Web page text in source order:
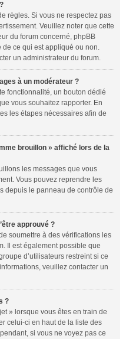
règles. Si vous ne respectez pas
Veuillez noter que cette
du forum concerné, phpBB
de ce qui est appliqué ou non.
un administrateur du forum.
à un modérateur ?
fonctionnalité, un bouton dédié
vous souhaitez rapporter. En
les étapes nécessaires afin de
brouillon » affiché lors de la
les messages que vous
Vous pouvez reprendre les
depuis le panneau de contrôle de
approuvé ?
soumettre à des vérifications les
Il est également possible que
d’utilisateurs restreint si ce
veuillez contacter un
?
» lorsque vous êtes en train de
celui-ci en haut de la liste des
si vous ne voyez pas ce